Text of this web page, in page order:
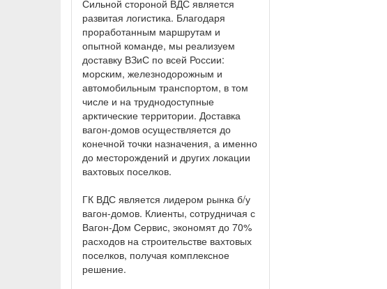
Сильной стороной ВДС является
развитая логистика. Благодаря
проработанным маршрутам и
опытной команде, мы реализуем
доставку ВЗиС по всей России:
морским, железнодорожным и
автомобильным транспортом, в том
числе и на труднодоступные
арктические территории. Доставка
вагон-домов осуществляется до
конечной точки назначения, а именно
до месторождений и других локации
вахтовых поселков.
ГК ВДС является лидером рынка б/у
вагон-домов. Клиенты, сотрудничая с
Вагон-Дом Сервис, экономят до 70%
расходов на строительстве вахтовых
поселков, получая комплексное
решение.